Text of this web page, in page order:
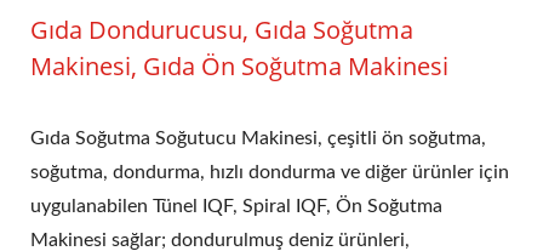
Gıda Dondurucusu, Gıda Soğutma
Makinesi, Gıda Ön Soğutma Makinesi
Gıda Soğutma Soğutucu Makinesi, çeşitli ön soğutma,
soğutma, dondurma, hızlı dondurma ve diğer ürünler için
uygulanabilen Tünel IQF, Spiral IQF, Ön Soğutma
Makinesi sağlar; dondurulmuş deniz ürünleri,